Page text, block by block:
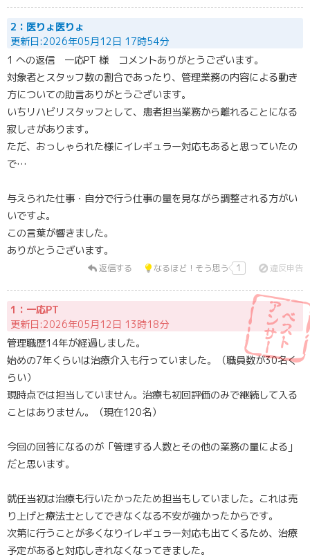
2：医りょ医りょ
更新日:2026年05月12日 17時54分
1 への返信 一応PT 様 コメントありがとうございます。
対象者とスタッフ数の割合であったり、管理業務の内容による動き
方についての助言ありがとうございます。
いちリハビリスタッフとして、患者担当業務から離れることになる
寂しさがあります。
ただ、おっしゃられた様にイレギュラー対応もあると思っていたの
で…
与えられた仕事・自分で行う仕事の量を見ながら調整される方がい
いですよ。
この言葉が響きました。
ありがとうございます。
返信する なるほど！そう思う 1 違反申告
1：一応PT
更新日:2026年05月12日 13時18分
管理職歴14年が経過しました。
始めの7年くらいは治療介入も行っていました。（職員数が30名く
らい）
現時点では担当していません。治療も初回評価のみで継続して入る
ことはありません。（現在120名）
今回の回答になるのが「管理する人数とその他の業務の量による」
だと思います。
就任当初は治療も行いたかったため担当もしていました。これは売
り上げと療法士としてできなくなる不安が強かったからです。
次第に行うことが多くなりイレギュラー対応も出てくるため、治療
予定があると対応しきれなくなってきました。